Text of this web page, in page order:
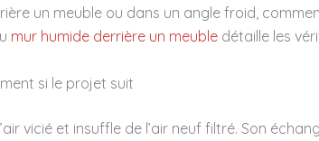
un meuble ou dans un angle froid,
mur humide derrière un meuble détaille les
si le projet suit
vicié et insuffle de l’air neuf filtré. Son